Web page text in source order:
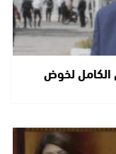
الكامل لخوض